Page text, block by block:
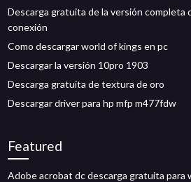
Descarga gratuita de la versión completa
conexión
Como descargar world of kings en pc
Descargar la versión 10pro 1903
Descarga gratuita de textura de oro
Descargar driver para hp mfp m477fdw
Featured
Adobe acrobat dc descarga gratuita para